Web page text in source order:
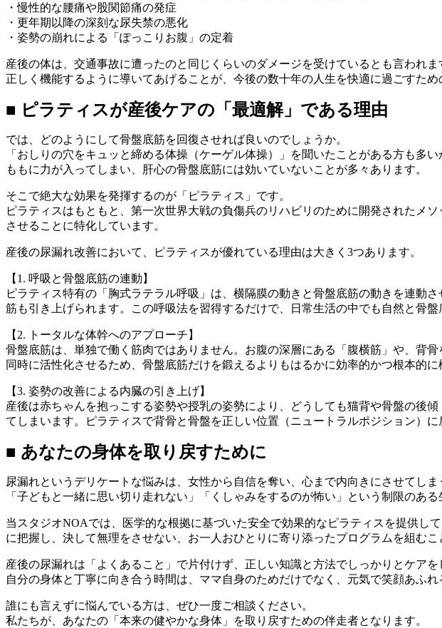
・慢性的な腰痛や股関節痛の発症
・更年期以降の深刻な尿失禁の悪化
・姿勢の崩れによる「ぽっこりお腹」の定着
産後の体は、交通事故に遭ったのと同じくらいのダメージを受けているとも言われ
正しく機能するように導いてあげることが、今後の数十年の人生を快適に過ごすため
■ ピラティスが産後ケアの「最適解」である理由
では、どのようにして骨盤底筋を回復させれば良いのでしょうか。
「おしりの穴をキュッと締める体操（ケーゲル体操）」を聞いたことがある方も
ももに力が入ってしまい、肝心の骨盤底筋には効いていないことが多々あります。
そこで絶大な効果を発揮するのが「ピラティス」です。
ピラティスはもともと、第一次世界大戦の負傷兵のリハビリのために開発されたメ
させることに特化しています。
産後の尿漏れ改善において、ピラティスが優れている理由は大きく3つあります。
【1. 呼吸と骨盤底筋の連動】
ピラティス特有の「胸式ラテラル呼吸」は、横隔膜の動きと骨盤底筋の動きを連動
筋も引き上げられます。この呼吸法を習得するだけで、日常生活の中でも自然と骨
【2. トータルな体幹へのアプローチ】
骨盤底筋は、単独で働く筋肉ではありません。お腹の深層にある「腹横筋」や、背
同時に活性化させるため、骨盤底筋だけを鍛えるよりもはるかに効率的かつ根本的に
【3. 姿勢の改善による内臓の引き上げ】
産後は赤ちゃんを抱っこする姿勢や授乳の姿勢により、どうしても猫背や骨盤の後
てしまいます。ピラティスで背骨と骨盤を正しい位置（ニュートラルポジション）
■ あなたの身体を取り戻すために
尿漏れというデリケートな悩みは、女性から自信を奪い、心まで内向きにさせてしま
「子どもと一緒に思い切り走れない」「くしゃみをするのが怖い」という制限のあ
当スタジオNOAでは、医学的な根拠に基づいた安全で効果的なピラティスを提供し
に把握し、決して無理をさせない、お一人おひとりに寄り添ったプログラムを組むこ
産後の尿漏れは「よくあること」で片付けず、正しい知識と方法でしっかりとケアを
自分の身体と丁寧に向き合う時間は、ママ自身のためだけでなく、元気で笑顔あふれ
誰にも言えずに悩んでいる方は、ぜひ一度ご相談ください。
私たちが、あなたの「本来の健やかな身体」を取り戻すための伴走者となります。